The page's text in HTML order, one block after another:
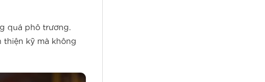
quá phô trương.
thiện kỹ mà không